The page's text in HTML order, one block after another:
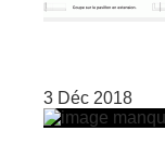
3 Déc 2018